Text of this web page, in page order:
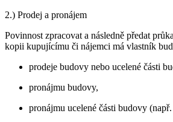
2.) Prodej a pronájem
Povinnost zpracovat a následně předat
kopii kupujícímu či nájemci má vlastník
prodeje budovy nebo ucelené části
pronájmu budovy,
pronájmu ucelené části budovy